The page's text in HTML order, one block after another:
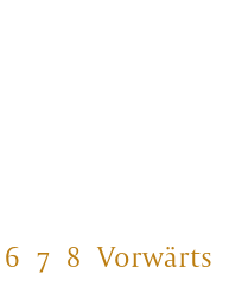
6 7 8 Vorwärts